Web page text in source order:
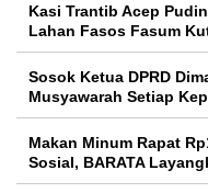
Kasi Trantib Acep
Lahan Fasos Fasum
Sosok Ketua DPRD
Musyawarah Setiap
Makan Minum Rapat
Sosial, BARATA